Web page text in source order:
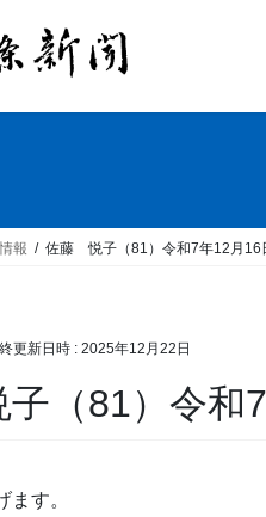
報 佐藤 悦子（81）令和7年12月
更新日時 : 2025年12月22日
（81）令和
ます。